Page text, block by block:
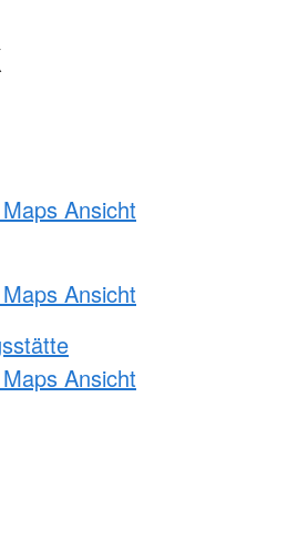
Ansicht
Ansicht
Ansicht